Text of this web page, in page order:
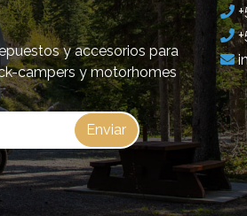
y accesorios para
campers y motorhomes
Enviar